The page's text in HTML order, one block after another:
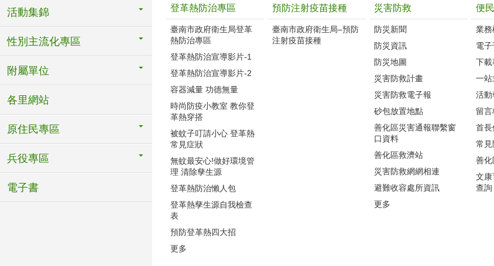
活動集錦
性別主流化專區
附屬單位
各里網站
原住民專區
兵役專區
電子書
登革熱防治專區
臺南市政府衛生局登革
熱防治專區
登革熱防治宣導影片-1
登革熱防治宣導影片-2
容器減量 功德無量
時尚防疫小教室 教你登
革熱穿搭
被蚊子叮請小心 登革熱
常見症狀
無蚊最安心!做好環境管
理 清除孳生源
登革熱防治懶人包
登革熱孳生源自我檢查
表
預防登革熱四大招
更多
預防注射疫苗接種
臺南市政府衛生局–預防
注射疫苗接種
災害防救
防災新聞
防災資訊
防災地圖
災害防救計畫
災害防救電子報
砂包放置地點
善化區災害通報聯繫窗
口資料
善化區救濟站
災害防救網網相連
避難收容處所資訊
更多
便
業務
電子
下載
一站
活動
留言
首長
常見
善化
文康
查詢